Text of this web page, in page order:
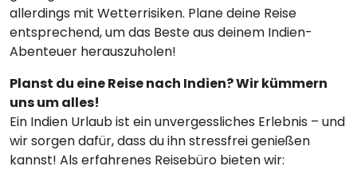
allerdings mit Wetterrisiken. Plane deine Reise
entsprechend, um das Beste aus deinem Indien-
Abenteuer herauszuholen!
Planst du eine Reise nach Indien? Wir kümmern
uns um alles!
Ein Indien Urlaub ist ein unvergessliches Erlebnis – und
wir sorgen dafür, dass du ihn stressfrei genießen
kannst! Als erfahrenes Reisebüro bieten wir: